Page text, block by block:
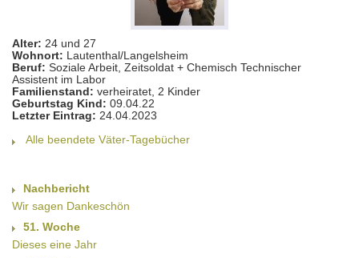
Alter: 24 und 27
Wohnort: Lautenthal/Langelsheim
Beruf: Soziale Arbeit, Zeitsoldat + Chemisch Technischer
Assistent im Labor
Familienstand: verheiratet, 2 Kinder
Geburtstag Kind: 09.04.22
Letzter Eintrag: 24.04.2023
Alle beendete Väter-Tagebücher
Nachbericht
Wir sagen Dankeschön
51. Woche
Dieses eine Jahr